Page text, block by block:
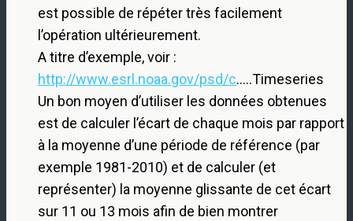
est possible de répéter très facilement
l’opération ultérieurement.
A titre d’exemple, voir :
http://www.esrl.noaa.gov/psd/c…..Timeseries
Un bon moyen d’utiliser les données obtenues
est de calculer l’écart de chaque mois par rapport
à la moyenne d’une période de référence (par
exemple 1981-2010) et de calculer (et
représenter) la moyenne glissante de cet écart
sur 11 ou 13 mois afin de bien montrer